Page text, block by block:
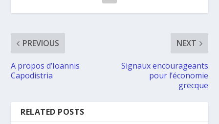
PREVIOUS
A propos d’Ioannis
Capodistria
NEXT
Signaux encourageants
pour l’économie
grecque
RELATED POSTS